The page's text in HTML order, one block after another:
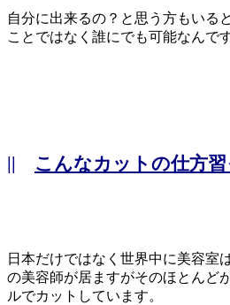
自分に出来るの？と思う方もいる
ことではなく誰にでも可能なんで
|| こんなカットの仕方
日本だけではなく世界中に美容室
の美容師が居ますがそのほとんど
ルでカットしています。